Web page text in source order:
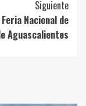
Siguiente
Nacional de
Aguascalientes